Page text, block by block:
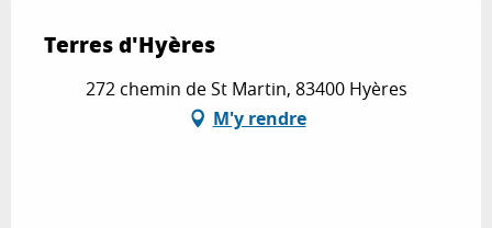
Terres d'Hyères
272 chemin de St Martin, 83400 Hyères
M'y rendre